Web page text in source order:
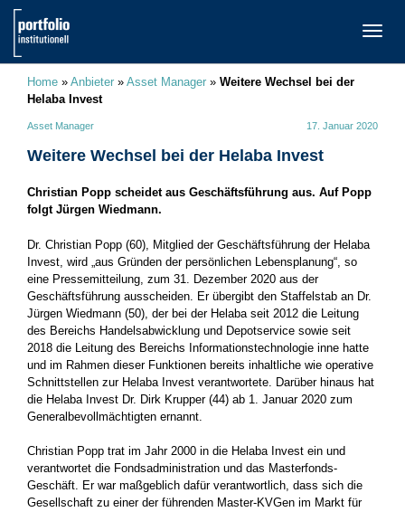
Home » Anbieter » Asset Manager » Weitere Wechsel bei der
Helaba Invest
Asset Manager 17. Januar 2020
Weitere Wechsel bei der Helaba Invest
Christian Popp scheidet aus Geschäftsführung aus. Auf Popp
folgt Jürgen Wiedmann.
Dr. Christian Popp (60), Mitglied der Geschäftsführung der Helaba
Invest, wird „aus Gründen der persönlichen Lebensplanung“, so
eine Pressemitteilung, zum 31. Dezember 2020 aus der
Geschäftsführung ausscheiden. Er übergibt den Staffelstab an Dr.
Jürgen Wiedmann (50), der bei der Helaba seit 2012 die Leitung
des Bereichs Handelsabwicklung und Depotservice sowie seit
2018 die Leitung des Bereichs Informationstechnologie inne hatte
und im Rahmen dieser Funktionen bereits inhaltliche wie operative
Schnittstellen zur Helaba Invest verantwortete. Darüber hinaus hat
die Helaba Invest Dr. Dirk Krupper (44) ab 1. Januar 2020 zum
Generalbevollmächtigten ernannt.
Christian Popp trat im Jahr 2000 in die Helaba Invest ein und
verantwortet die Fondsadministration und das Masterfonds-
Geschäft. Er war maßgeblich dafür verantwortlich, dass sich die
Gesellschaft zu einer der führenden Master-KVGen im Markt für